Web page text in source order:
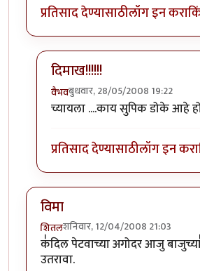
प्रतिसाद देण्यासाठीलॉग इन करा
दिमाख!!!!!!
वैभवबुधवार, 28/05/2008 19:22
In reply toभानामति....byअभिज्ञ
च्यायला ....काय सुपिक डोके आहे
प्रतिसाद देण्यासाठीलॉग इन करा
विमा
शितलशनिवार, 12/04/2008 21:03
क॑दिल पेटवाच्या अगोदर आजु
उतरावा.